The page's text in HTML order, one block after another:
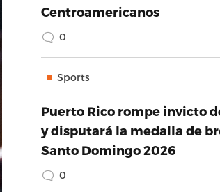
Centroamericanos
0
Sports
Puerto Rico rompe invicto
y disputará la medalla de
Santo Domingo 2026
0